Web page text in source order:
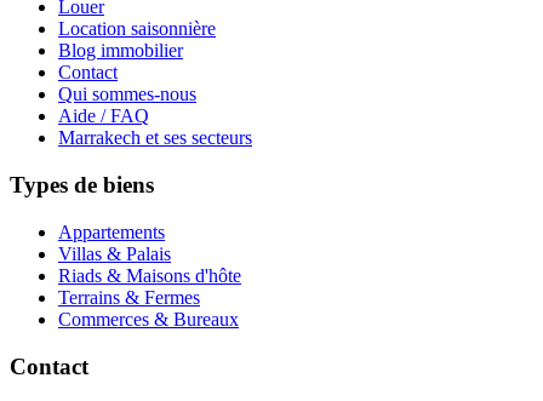
Louer
Location saisonnière
Blog immobilier
Contact
Qui sommes-nous
Aide / FAQ
Marrakech et ses secteurs
Types de biens
Appartements
Villas & Palais
Riads & Maisons d'hôte
Terrains & Fermes
Commerces & Bureaux
Contact